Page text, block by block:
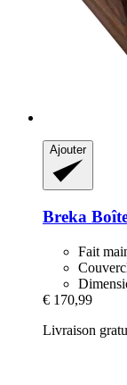
Ajouter
Breka
Fait
€ 170,99
Livraison